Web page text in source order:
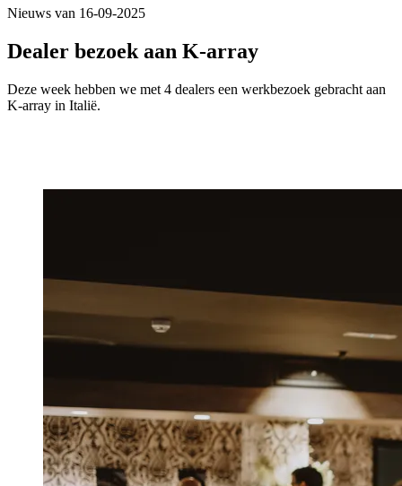
Nieuws van 16-09-2025
Dealer bezoek aan K-array
Deze week hebben we met 4 dealers een werkbezoek gebracht aan
K-array in Italië.